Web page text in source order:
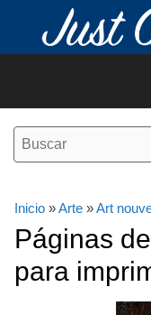
contenido
Inicio »Arte »Art
Páginas de
para